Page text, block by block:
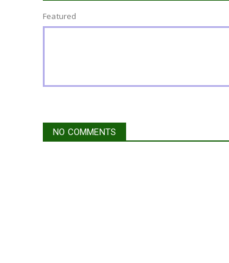
Featured
NO COMMENTS